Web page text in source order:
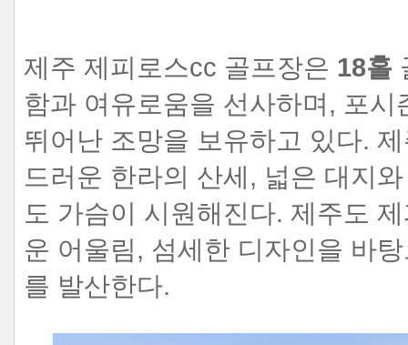
제주 제피로스cc 골프장은 18홀
함과 여유로움을 선사하며, 포
뛰어난 조망을 보유하고 있다.
드러운 한라의 산세, 넓은 대지
도 가슴이 시원해진다. 제주도
운 어울림, 섬세한 디자인을 바
를 발산한다.